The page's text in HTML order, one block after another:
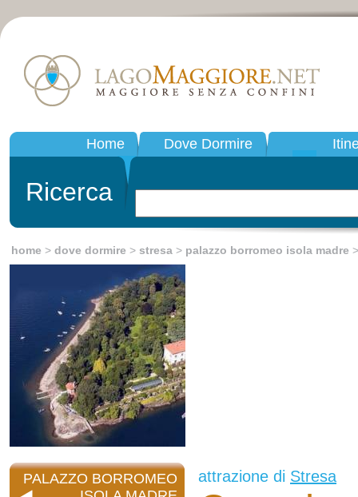
Home Dove Dormire
Ricerca
home > dove dormire > stresa > palazzo borromeo isola madre
PALAZZO BORROMEO
attrazione di Stresa